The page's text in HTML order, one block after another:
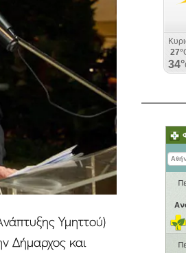
Υμηττού)
Δήμαρχος και